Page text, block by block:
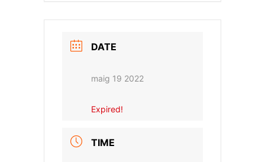
DATE
maig 19 2022
Expired!
TIME